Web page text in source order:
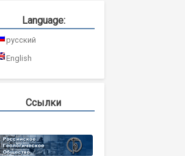
Language:
русский
English
Ссылки